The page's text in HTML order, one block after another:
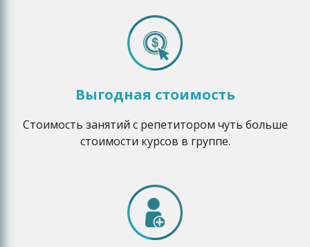
Выгодная стоимость
Стоимость занятий с репетитором чуть больше
стоимости курсов в группе.